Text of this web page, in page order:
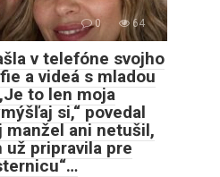
0 64
v telefóne svojho
a videá s mladou
to len moja
si,“ povedal
manžel ani netušil,
už pripravila pre